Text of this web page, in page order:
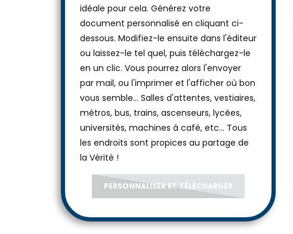
idéale pour cela. Générez votre
document personnalisé en cliquant ci-
dessous. Modifiez-le ensuite dans l'éditeur
ou laissez-le tel quel, puis téléchargez-le
en un clic. Vous pourrez alors l'envoyer
par mail, ou l'imprimer et l'afficher où bon
vous semble… Salles d'attentes, vestiaires,
métros, bus, trains, ascenseurs, lycées,
universités, machines à café, etc... Tous
les endroits sont propices au partage de
la Vérité !
PERSONNALISER ET TÉLÉCHARGER